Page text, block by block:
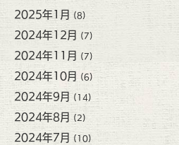
2025年1月 (8)
2024年12月 (7)
2024年11月 (7)
2024年10月 (6)
2024年9月 (14)
2024年8月 (2)
2024年7月 (10)